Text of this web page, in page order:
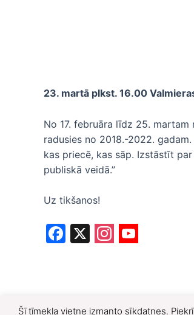
23. martā plkst. 16.00
No 17. februāra līdz 25. martam
radusies no 2018.-2022.
kas priecē, kas sāp. Izstāstīt
publiskā veidā.”
Uz tikšanos!
F
X
Šī tīmekļa vietne izmanto sīkdatnes.